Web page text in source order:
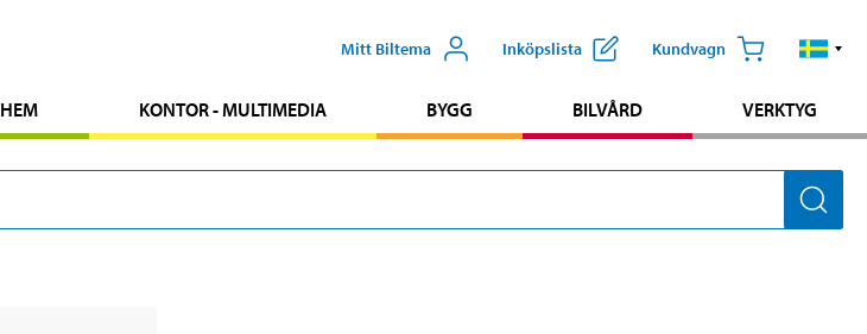
Mitt Biltema Inköpslista Kundvagn
HEM KONTOR - MULTIMEDIA BYGG BILVÅRD VERKTYG